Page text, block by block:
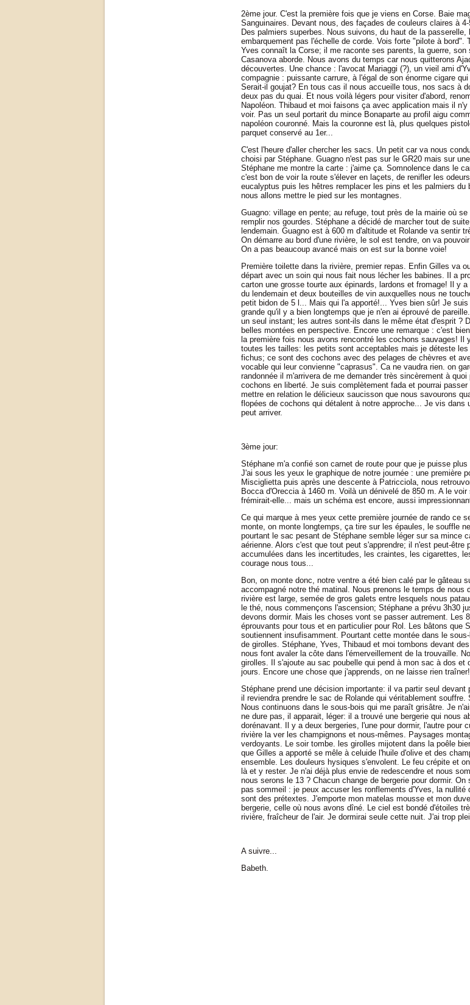
2ème jour. C'est la première fois que je viens en Corse. Baie
Sanguinaires. Devant nous, des façades de couleurs claires à
Des palmiers superbes. Nous suivons, du haut de la passerelle,
embarquement pas l'échelle de corde. Vois forte "pilote à bord".
Yves connaît la Corse; il me raconte ses parents, la guerre,
Casanova aborde. Nous avons du temps car nous quitterons
découvertes. Une chance : l'avocat Mariaggi (?), un vieil ami
compagnie : puissante carrure, à l'égal de son énorme cigare
Serait-il goujat? En tous cas il nous accueille tous, nos sacs à
deux pas du quai. Et nous voilà légers pour visiter d'abord,
Napoléon. Thibaud et moi faisons ça avec application mais il
voir. Pas un seul portarit du mince Bonaparte au profil aigu
napoléon couronné. Mais la couronne est là, plus quelques
parquet conservé au 1er...
C'est l'heure d'aller chercher les sacs. Un petit car va nous
choisi par Stéphane. Guagno n'est pas sur le GR20 mais sur
Stéphane me montre la carte : j'aime ça. Somnolence dans le
c'est bon de voir la route s'élever en laçets, de renifler les
eucalyptus puis les hêtres remplacer les pins et les palmiers du
nous allons mettre le pied sur les montagnes.
Guagno: village en pente; au refuge, tout près de la mairie où
remplir nos gourdes. Stéphane a décidé de marcher tout de
lendemain. Guagno est à 600 m d'altitude et Rolande va sentir
On démarre au bord d'une rivière, le sol est tendre, on va
On a pas beaucoup avancé mais on est sur la bonne voie!
Première toilette dans la rivière, premier repas. Enfin Gilles va
départ avec un soin qui nous fait nous lécher les babines. Il a
carton une grosse tourte aux épinards, lardons et fromage! Il y
du lendemain et deux bouteilles de vin auxquelles nous ne
petit bidon de 5 l... Mais qui l'a apporté!... Yves bien sûr! Je
grande qu'il y a bien longtemps que je n'en ai éprouvé de
un seul instant; les autres sont-ils dans le même état d'esprit ?
belles montées en perspective. Encore une remarque : c'est
la première fois nous avons rencontré les cochons sauvages! Il
toutes les tailles: les petits sont acceptables mais je déteste
fichus; ce sont des cochons avec des pelages de chèvres et
vocable qui leur convienne "caprasus". Ca ne vaudra rien. on
randonnée il m'arrivera de me demander très sincèrement à
cochons en liberté. Je suis complètement fada et pourrai
mettre en relation le délicieux saucisson que nous savourons
flopées de cochons qui détalent à notre approche... Je vis dans
peut arriver.
3ème jour:
Stéphane m'a confié son carnet de route pour que je puisse
J'ai sous les yeux le graphique de notre journée : une première
Misciglietta puis après une descente à Patricciola, nous
Bocca d'Oreccia à 1460 m. Voilà un dénivelé de 850 m. A le
frémirait-elle... mais un schéma est encore, aussi
Ce qui marque à mes yeux cette première journée de rando ce
monte, on monte longtemps, ça tire sur les épaules, le souffle
pourtant le sac pesant de Stéphane semble léger sur sa mince
aérienne. Alors c'est que tout peut s'apprendre; il n'est peut-être
accumulées dans les incertitudes, les craintes, les cigarettes,
courage nous tous...
Bon, on monte donc, notre ventre a été bien calé par le gâteau
accompagné notre thé matinal. Nous prenons le temps de nous
rivière est large, semée de gros galets entre lesquels nous
le thé, nous commençons l'ascension; Stéphane a prévu 3h30
devons dormir. Mais les choses vont se passer autrement. Les
éprouvants pour tous et en particulier pour Rol. Les bâtons que
soutiennent insufisamment. Pourtant cette montée dans le
de girolles. Stéphane, Yves, Thibaud et moi tombons devant
nous font avaler la côte dans l'émerveillement de la trouvaille.
girolles. Il s'ajoute au sac poubelle qui pend à mon sac à dos et
jours. Encore une chose que j'apprends, on ne laisse rien traîner!
Stéphane prend une décision importante: il va partir seul devant
il reviendra prendre le sac de Rolande qui véritablement souffre.
Nous continuons dans le sous-bois qui me paraît grisâtre. Je
ne dure pas, il apparait, léger: il a trouvé une bergerie qui nous
dorénavant. Il y a deux bergeries, l'une pour dormir, l'autre pour
rivière la ver les champignons et nous-mêmes. Paysages
verdoyants. Le soir tombe. les girolles mijotent dans la poêle
que Gilles a apporté se mêle à celuide l'huile d'olive et des
ensemble. Les douleurs hysiques s'envolent. Le feu crépite et
là et y rester. Je n'ai déjà plus envie de redescendre et nous
nous serons le 13 ? Chacun change de bergerie pour dormir.
pas sommeil : je peux accuser les ronflements d'Yves, la
sont des prétextes. J'emporte mon matelas mousse et mon
bergerie, celle où nous avons dîné. Le ciel est bondé d'étoiles
rivière, fraîcheur de l'air. Je dormirai seule cette nuit. J'ai trop
A suivre...
Babeth.